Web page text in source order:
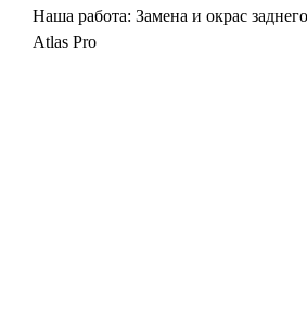
Наша работа: Замена и окрас
Atlas Pro